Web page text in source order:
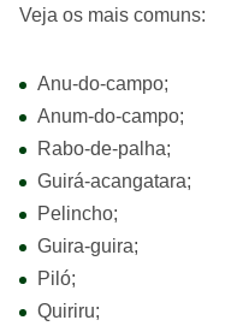
Veja os mais comuns:
Anu-do-campo;
Anum-do-campo;
Rabo-de-palha;
Guirá-acangatara;
Pelincho;
Guira-guira;
Piló;
Quiriru;